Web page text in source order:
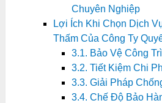
Chuyên Nghiệp
Lợi Ích Khi Chọn Dịch
Thấm Của Công Ty
3.1. Bảo Vệ Công
3.2. Tiết Kiệm Chi
3.3. Giải Pháp
3.4. Chế Độ Bảo